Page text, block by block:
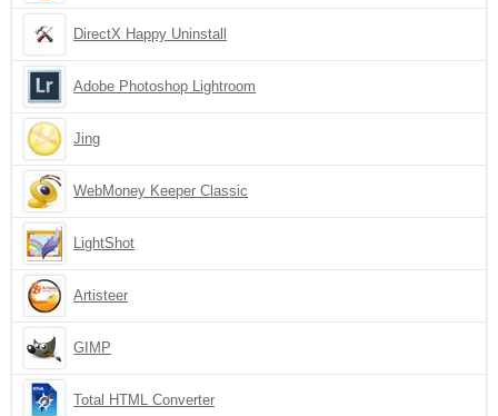
DirectX Happy Uninstall
Adobe Photoshop Lightroom
Jing
WebMoney Keeper Classic
LightShot
Artisteer
GIMP
Total HTML Converter